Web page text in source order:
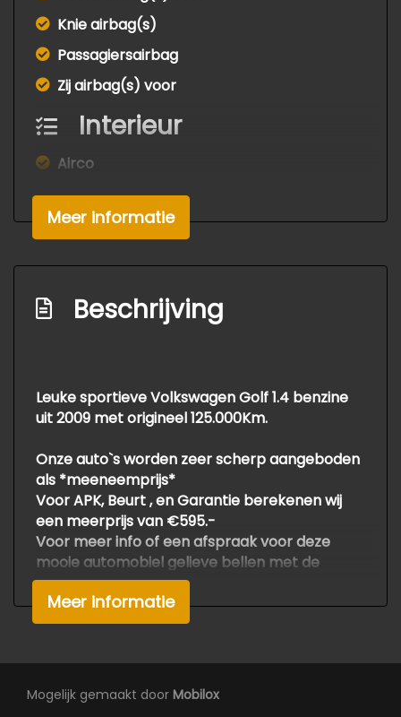
Knie airbag(s)
Passagiersairbag
Zij airbag(s) voor
Interieur
Airco
Bestuurdersstoel in hoogte verstelbaar
Elektrische ramen voor
Exterieur
Centrale vergrendeling met
Meer informatie
Beschrijving
Leuke sportieve Volkswagen Golf 1.4 benzine
uit 2009 met origineel 125.000Km.
Onze auto`s worden zeer scherp aangeboden
als *meeneemprijs*
Voor APK, Beurt , en Garantie berekenen wij
een meerprijs van €595.-
Voor meer info of een afspraak voor deze
mooie automobiel gelieve bellen met de
verkoop
Druk en zetfouten voorbehouden.
Om teleurstelling te voorkomen adviseren wij
Wiep Bosma: 06 53494342.
Thys Bosma: 06 30305769.
Meer informatie
Mogelijk gemaakt door Mobilox